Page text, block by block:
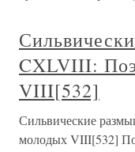
CXLVIII:
VIII[532]
Сильвические
молодых VIII[532]